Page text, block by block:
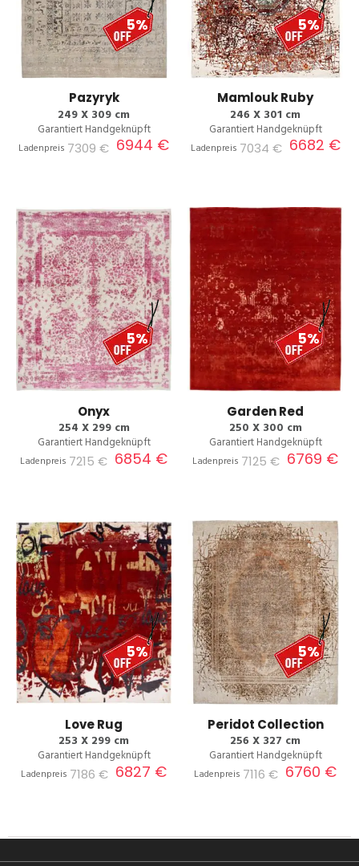
5%
Pazyryk
249 X 309 cm
Garantiert Handgeknüpft
Ladenpreis 7309 € 6944 €
5%
Mamlouk Ruby
246 X 301 cm
Garantiert Handgeknüpft
Ladenpreis 7034 € 6682 €
5%
Onyx
254 X 299 cm
Garantiert Handgeknüpft
Ladenpreis 7215 € 6854 €
5%
Garden Red
250 X 300 cm
Garantiert Handgeknüpft
Ladenpreis 7125 € 6769 €
5%
Love Rug
253 X 299 cm
Garantiert Handgeknüpft
Ladenpreis 7186 € 6827 €
5%
Peridot Collection
256 X 327 cm
Garantiert Handgeknüpft
Ladenpreis 7116 € 6760 €